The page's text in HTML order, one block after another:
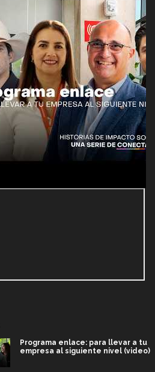
Programa enlace: para llevar a tu
empresa al siguiente nivel (video)